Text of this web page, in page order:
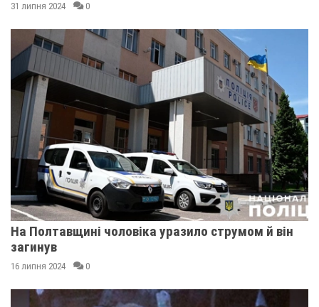
31 липня 2024 0
На Полтавщині чоловіка уразило струмом й він
загинув
16 липня 2024 0